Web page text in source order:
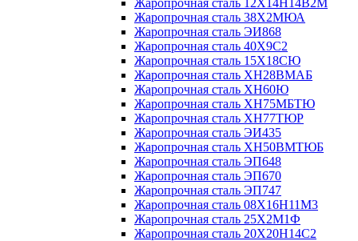
Жаропрочная сталь 12Х14Н14В2М
Жаропрочная сталь 38Х2МЮА
Жаропрочная сталь ЭИ868
Жаропрочная сталь 40Х9С2
Жаропрочная сталь 15Х18СЮ
Жаропрочная сталь ХН28ВМАБ
Жаропрочная сталь ХН60Ю
Жаропрочная сталь ХН75МБТЮ
Жаропрочная сталь ХН77ТЮР
Жаропрочная сталь ЭИ435
Жаропрочная сталь ХН50ВМТЮБ
Жаропрочная сталь ЭП648
Жаропрочная сталь ЭП670
Жаропрочная сталь ЭП747
Жаропрочная сталь 08Х16Н11М3
Жаропрочная сталь 25Х2М1Ф
Жаропрочная сталь 20Х20Н14С2